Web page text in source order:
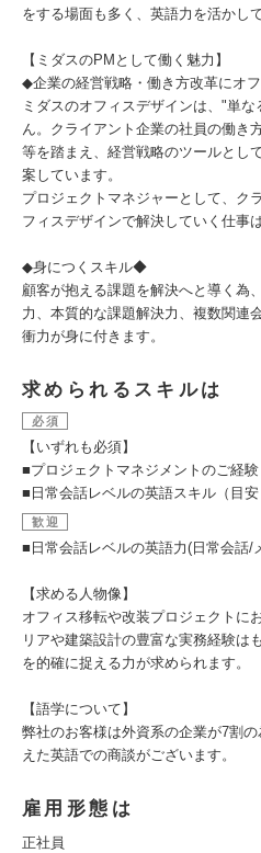
をする場面も多く、英語力を活かし
【ミダスのPMとして働く魅力】
◆企業の経営戦略・働き方改革にオ
ミダスのオフィスデザインは、"単
ん。クライアント企業の社員の働き
等を踏まえ、経営戦略のツールとし
案しています。
プロジェクトマネジャーとして、ク
フィスデザインで解決していく仕事
◆身につくスキル◆
顧客が抱える課題を解決へと導く為
力、本質的な課題解決力、複数関連
衝力が身に付きます。
求められるスキルは
必須
【いずれも必須】
■プロジェクトマネジメントのご経験
■日常会話レベルの英語スキル（目安
歓迎
■日常会話レベルの英語力(日常会話/
【求める人物像】
オフィス移転や改装プロジェクトに
リアや建築設計の豊富な実務経験は
を的確に捉える力が求められます。
【語学について】
弊社のお客様は外資系の企業が7割
えた英語での商談がございます。
雇用形態は
正社員